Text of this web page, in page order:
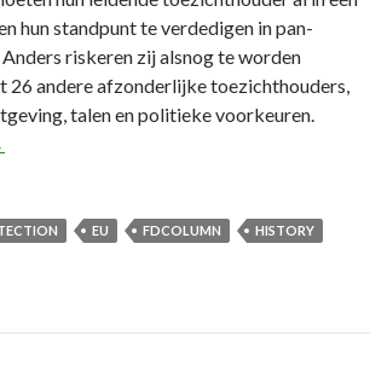
hun standpunt te verdedigen in pan-
riskeren zij alsnog te worden
26 andere afzonderlijke toezichthouders,
talen en politieke voorkeuren.
FD Column: Datatoezicht op
EU FDCOLUMN
HISTORY